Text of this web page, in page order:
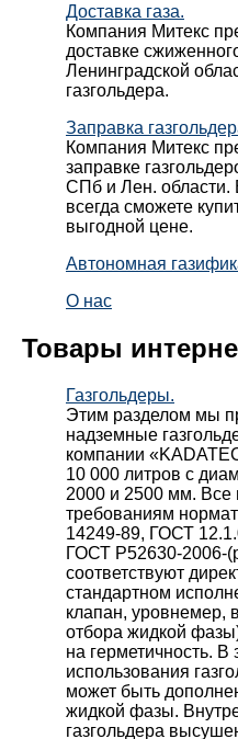
Доставка газа.
Компания Митекс
доставке
Ленинградской
газгольдера.
Заправка
Компания Митекс
заправке
СПб и Лен.
всегда сможете
выгодной цене.
Автономная
О нас
Товары
Газгольдеры.
Этим разделом мы
надземные
компании
10 000 литров с
2000 и 2500 мм. Все
требованиям
14249-89, ГОСТ
ГОСТ Р52630-2006-
соответствуют
стандартном
клапан, уровнемер,
отбора жидкой
на герметичность. В
использования
может быть
жидкой фазы.
газгольдера